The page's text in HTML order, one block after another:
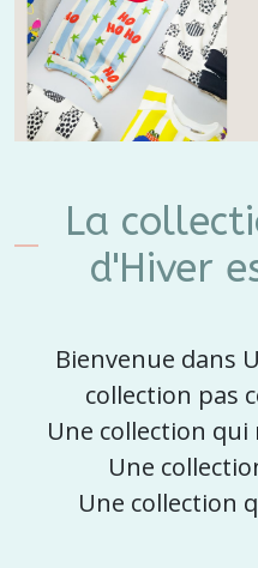
La
d'Hiver
Bienvenue dans
collection pas
Une collection
Une
Une collection